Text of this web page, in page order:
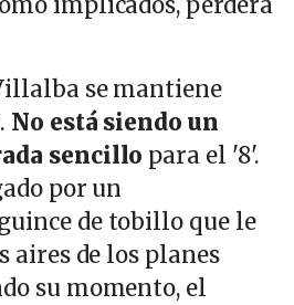
se mantiene
No está siendo un
sencillo para el '8'.
por un
de tobillo que le
aires de los planes
su momento, el